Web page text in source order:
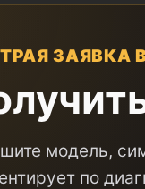
ЗАЯВКА В
модель,
по